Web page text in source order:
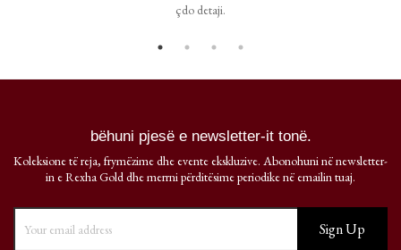
çdo detaji.
bëhuni pjesë e newsletter-it tonë.
Koleksione të reja, frymëzime dhe evente ekskluzive. Abonohuni në newsletter-
in e Rexha Gold dhe merrni përditësime periodike në emailin tuaj.